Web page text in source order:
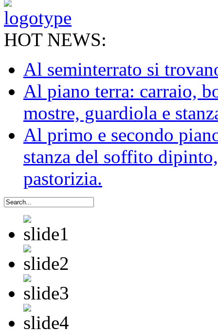
HOT NEWS:
Al seminterrato si
Al piano terra: carraio,
mostre, guardiola e
Al primo e secondo
stanza del soffito
pastorizia.